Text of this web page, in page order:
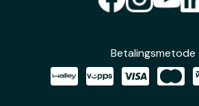
Betalingsmetode